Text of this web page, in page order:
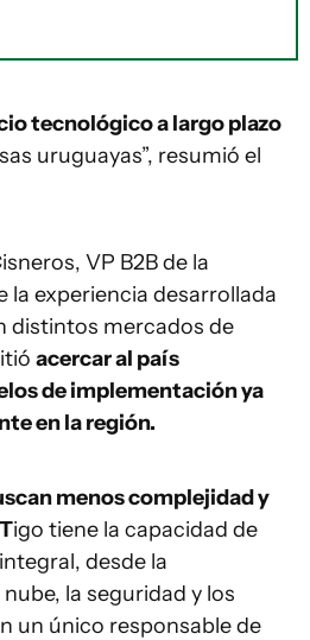
tecnológico a largo plazo
uruguayas”, resumió el
VP B2B de la
la experiencia desarrollada
distintos mercados de
acercar al país
de implementación ya
en la región.
menos complejidad y
igo tiene la capacidad de
desde la
la seguridad y los
un único responsable de